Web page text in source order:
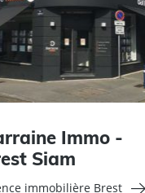
Immo -
Siam
immobilière Brest